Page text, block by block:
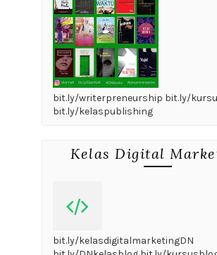
bit.ly/writerpreneurship bit.ly/
bit.ly/kelaspublishing
Kelas Digital
bit.ly/kelasdigitalmarketingDN